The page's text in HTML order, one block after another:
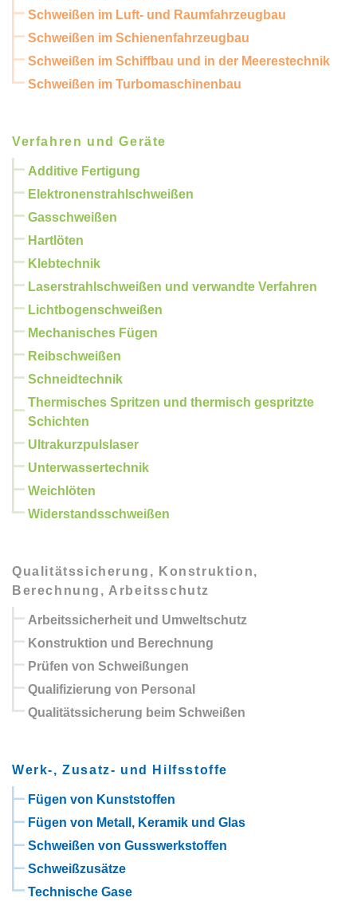
Schweißen im Luft- und Raumfahrzeugbau
Schweißen im Schienenfahrzeugbau
Schweißen im Schiffbau und in der Meerestechnik
Schweißen im Turbomaschinenbau
Verfahren und Geräte
Additive Fertigung
Elektronenstrahlschweißen
Gasschweißen
Hartlöten
Klebtechnik
Laserstrahlschweißen und verwandte Verfahren
Lichtbogenschweißen
Mechanisches Fügen
Reibschweißen
Schneidtechnik
Thermisches Spritzen und thermisch gespritzte
Schichten
Ultrakurzpulslaser
Unterwassertechnik
Weichlöten
Widerstandsschweißen
Qualitätssicherung, Konstruktion,
Berechnung, Arbeitsschutz
Arbeitssicherheit und Umweltschutz
Konstruktion und Berechnung
Prüfen von Schweißungen
Qualifizierung von Personal
Qualitätssicherung beim Schweißen
Werk-, Zusatz- und Hilfsstoffe
Fügen von Kunststoffen
Fügen von Metall, Keramik und Glas
Schweißen von Gusswerkstoffen
Schweißzusätze
Technische Gase